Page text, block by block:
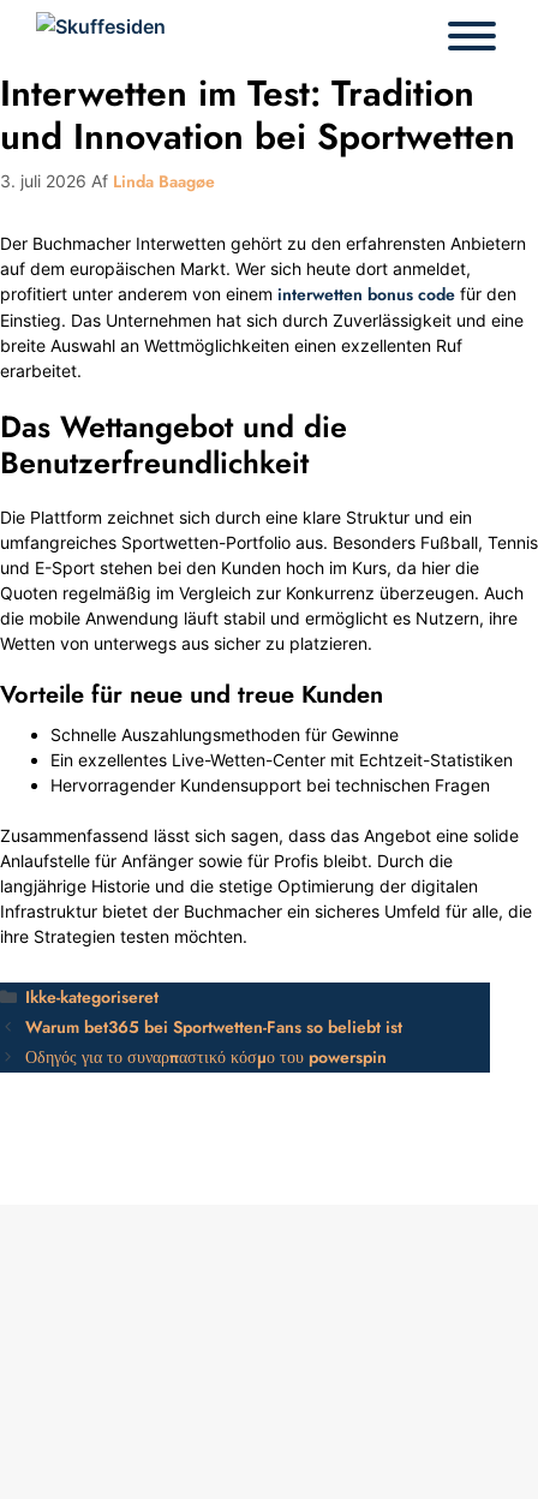
Interwetten im Test: Tradition
und Innovation bei Sportwetten
3. juli 2026 Af Linda Baagøe
Der Buchmacher Interwetten gehört zu den erfahrensten Anbietern
auf dem europäischen Markt. Wer sich heute dort anmeldet,
profitiert unter anderem von einem interwetten bonus code für den
Einstieg. Das Unternehmen hat sich durch Zuverlässigkeit und eine
breite Auswahl an Wettmöglichkeiten einen exzellenten Ruf
erarbeitet.
Das Wettangebot und die
Benutzerfreundlichkeit
Die Plattform zeichnet sich durch eine klare Struktur und ein
umfangreiches Sportwetten-Portfolio aus. Besonders Fußball, Tennis
und E-Sport stehen bei den Kunden hoch im Kurs, da hier die
Quoten regelmäßig im Vergleich zur Konkurrenz überzeugen. Auch
die mobile Anwendung läuft stabil und ermöglicht es Nutzern, ihre
Wetten von unterwegs aus sicher zu platzieren.
Vorteile für neue und treue Kunden
Schnelle Auszahlungsmethoden für Gewinne
Ein exzellentes Live-Wetten-Center mit Echtzeit-Statistiken
Hervorragender Kundensupport bei technischen Fragen
Zusammenfassend lässt sich sagen, dass das Angebot eine solide
Anlaufstelle für Anfänger sowie für Profis bleibt. Durch die
langjährige Historie und die stetige Optimierung der digitalen
Infrastruktur bietet der Buchmacher ein sicheres Umfeld für alle, die
ihre Strategien testen möchten.
Kategorier
Ikke-kategoriseret
Warum bet365 bei Sportwetten-Fans so beliebt ist
Οδηγός για το συναρπαστικό κόσμο του powerspin